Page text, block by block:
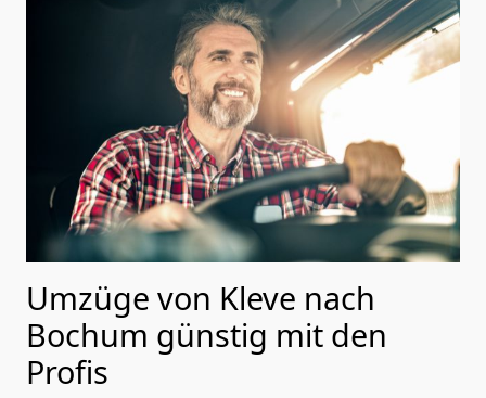
Umzüge von Kleve nach
Bochum günstig mit den
Profis